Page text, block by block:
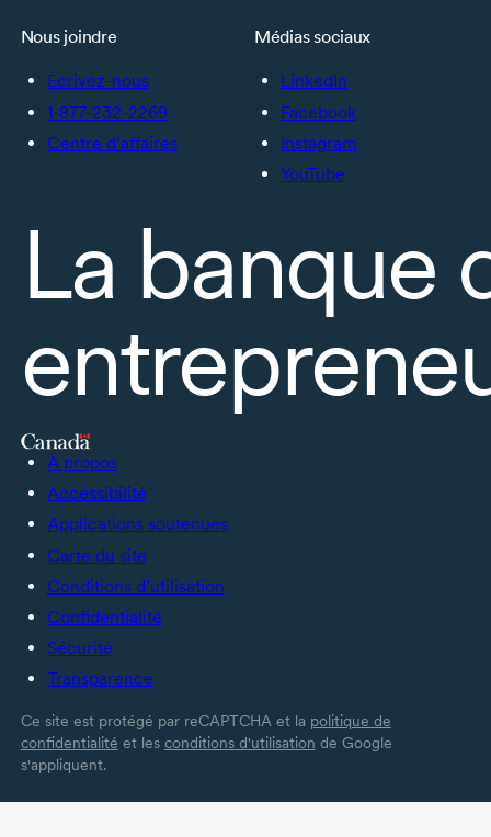
Nous joindre
Écrivez-nous
1-877-232-2269
Centre d’affaires
Médias sociaux
LinkedIn
Facebook
Instagram
YouTube
La banque
À propos
Accessibilité
Applications soutenues
Carte du site
Conditions d’utilisation
Confidentialité
Sécurité
Transparence
Ce site est protégé par reCAPTCHA et la politique de
confidentialité et les conditions d'utilisation de Google
s'appliquent.